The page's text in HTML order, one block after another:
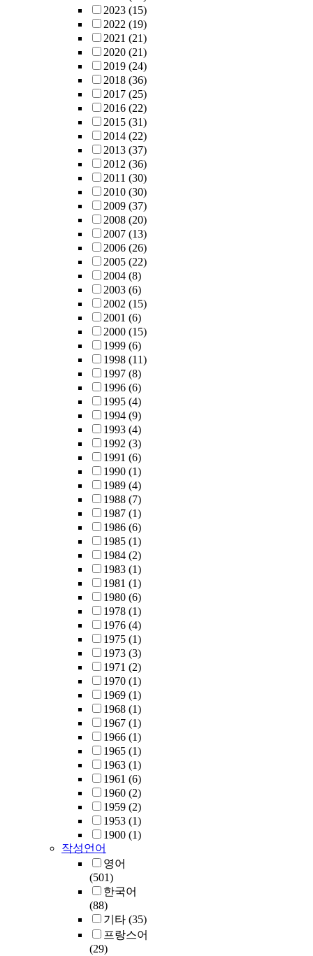
2023 (15)
2022 (19)
2021 (21)
2020 (21)
2019 (24)
2018 (36)
2017 (25)
2016 (22)
2015 (31)
2014 (22)
2013 (37)
2012 (36)
2011 (30)
2010 (30)
2009 (37)
2008 (20)
2007 (13)
2006 (26)
2005 (22)
2004 (8)
2003 (6)
2002 (15)
2001 (6)
2000 (15)
1999 (6)
1998 (11)
1997 (8)
1996 (6)
1995 (4)
1994 (9)
1993 (4)
1992 (3)
1991 (6)
1990 (1)
1989 (4)
1988 (7)
1987 (1)
1986 (6)
1985 (1)
1984 (2)
1983 (1)
1981 (1)
1980 (6)
1978 (1)
1976 (4)
1975 (1)
1973 (3)
1971 (2)
1970 (1)
1969 (1)
1968 (1)
1967 (1)
1966 (1)
1965 (1)
1963 (1)
1961 (6)
1960 (2)
1959 (2)
1953 (1)
1900 (1)
작성언어
영어
(501)
한국어
(88)
기타 (35)
프랑스어
(29)